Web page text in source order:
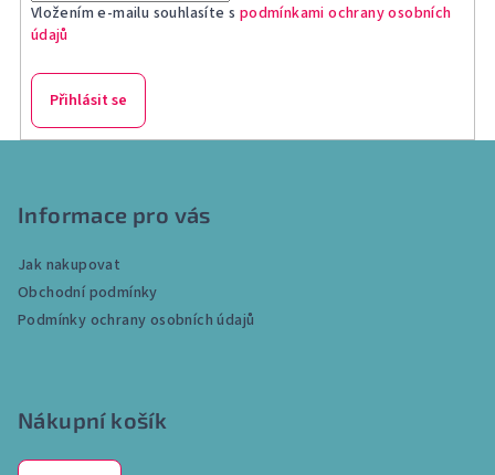
Vložením e-mailu souhlasíte s podmínkami ochrany osobních
údajů
Přihlásit se
Informace pro vás
Jak nakupovat
Obchodní podmínky
Podmínky ochrany osobních údajů
Nákupní košík